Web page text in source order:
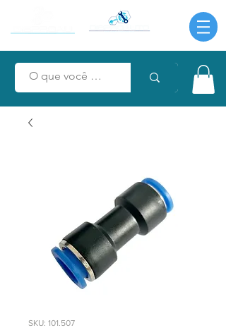
SKU: 101.507